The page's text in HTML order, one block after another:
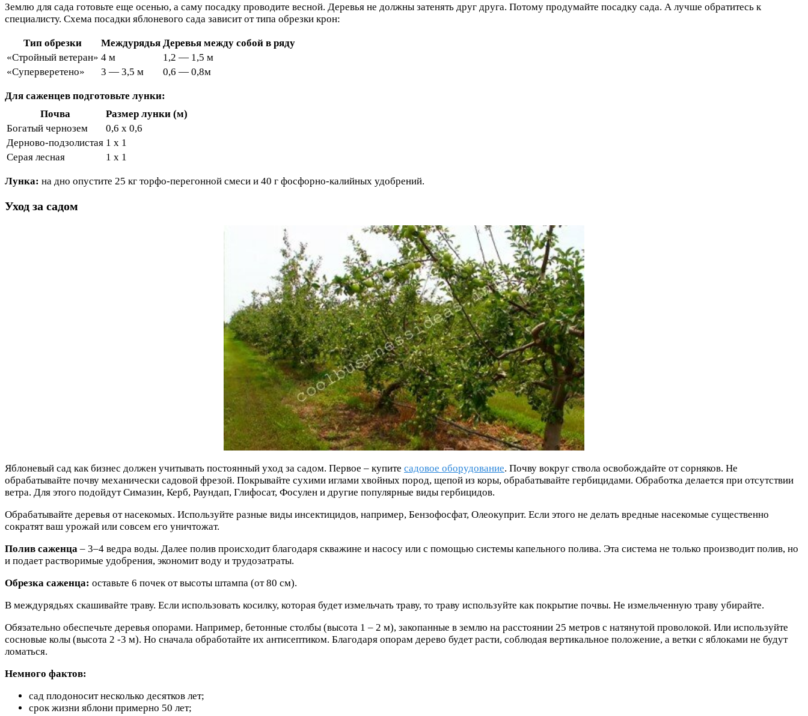
Землю для сада готовьте еще осенью, а саму посадку проводите весной. Деревья не должны затенять друг друга. Потому продумайте посадку сада. А лучше обратитесь к
специалисту. Схема посадки яблоневого сада зависит от типа обрезки крон:
Тип обрезки Междурядья Деревья между собой в ряду
«Стройный ветеран» 4 м
1,2 — 1,5 м
«Суперверетено»
3 — 3,5 м 0,6 — 0,8м
Для саженцев подготовьте лунки:
Почва
Размер лунки (м)
Богатый чернозем
0,6 х 0,6
Дерново-подзолистая 1 х 1
Серая лесная
1 х 1
Лунка: на дно опустите 25 кг торфо-перегонной смеси и 40 г фосфорно-калийных удобрений.
Уход за садом
Яблоневый сад как бизнес должен учитывать постоянный уход за садом. Первое – купите садовое оборудование. Почву вокруг ствола освобождайте от сорняков. Не
обрабатывайте почву механически садовой фрезой. Покрывайте сухими иглами хвойных пород, щепой из коры, обрабатывайте гербицидами. Обработка делается при отсутствии
ветра. Для этого подойдут Симазин, Керб, Раундап, Глифосат, Фосулен и другие популярные виды гербицидов.
Обрабатывайте деревья от насекомых. Используйте разные виды инсектицидов, например, Бензофосфат, Олеокуприт. Если этого не делать вредные насекомые существенно
сократят ваш урожай или совсем его уничтожат.
Полив саженца – 3–4 ведра воды. Далее полив происходит благодаря скважине и насосу или с помощью системы капельного полива. Эта система не только производит полив, но
и подает растворимые удобрения, экономит воду и трудозатраты.
Обрезка саженца: оставьте 6 почек от высоты штампа (от 80 см).
В междурядьях скашивайте траву. Если использовать косилку, которая будет измельчать траву, то траву используйте как покрытие почвы. Не измельченную траву убирайте.
Обязательно обеспечьте деревья опорами. Например, бетонные столбы (высота 1 – 2 м), закопанные в землю на расстоянии 25 метров с натянутой проволокой. Или используйте
сосновые колы (высота 2 -3 м). Но сначала обработайте их антисептиком. Благодаря опорам дерево будет расти, соблюдая вертикальное положение, а ветки с яблоками не будут
ломаться.
Немного фактов:
сад плодоносит несколько десятков лет;
срок жизни яблони примерно 50 лет;